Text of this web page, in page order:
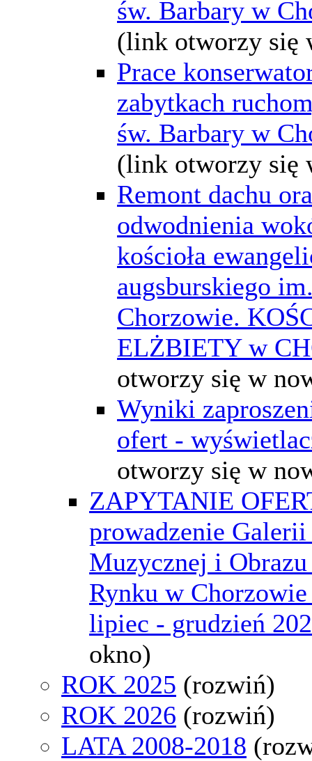
św. Barbary w
(link otworzy się
Prace
zabytkach
św. Barbary w
(link otworzy się
Remont dachu
odwodnienia
kościoła
augsburskiego
Chorzowie.
ELŻBIETY w
otworzy się w
Wyniki
ofert -
otworzy się w
ZAPYTANIE
prowadzenie
Muzycznej i
Rynku w
lipiec - grudzień
okno)
ROK 2025 (rozwiń)
ROK 2026 (rozwiń)
LATA 2008-2018